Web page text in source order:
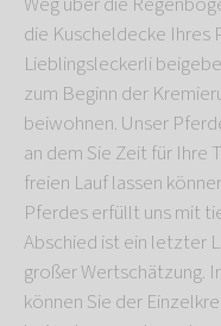
die Kuscheldecke Ihres
Lieblingsleckerli
zum Beginn der
beiwohnen. Unser
an dem Sie Zeit für Ihre
freien Lauf lassen
Pferdes erfüllt uns mit
Abschied ist ein letzter
großer Wertschätzung.
können Sie der